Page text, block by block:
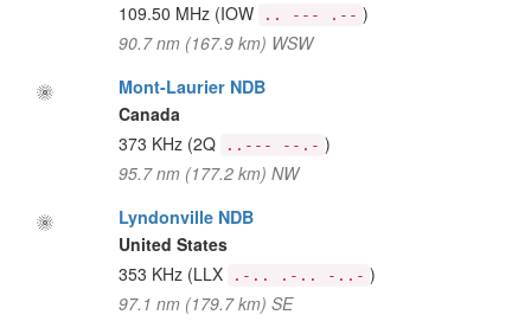
109.50 MHz (IOW .. --- .-- )
90.7 nm (167.9 km) WSW
Mont-Laurier NDB
Canada
373 KHz (2Q ..--- --.- )
95.7 nm (177.2 km) NW
Lyndonville NDB
United States
353 KHz (LLX .-.. .-.. -..- )
97.1 nm (179.7 km) SE